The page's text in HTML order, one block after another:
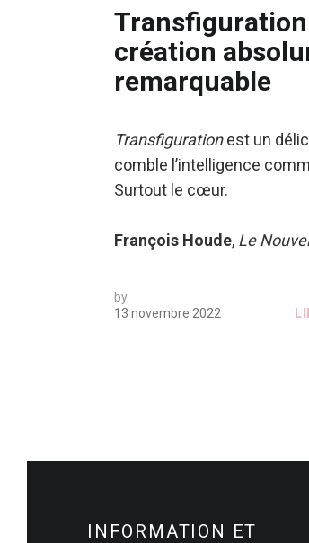
création
remarquable
Transfigurationest un
comble l’intelligence
Surtout le cœur.
François Houde, Le
by
13 novembre 2022
INFORMATION ET